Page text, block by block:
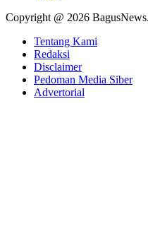
Copyright @ 2026
Tentang Kami
Redaksi
Disclaimer
Pedoman Media Siber
Advertorial